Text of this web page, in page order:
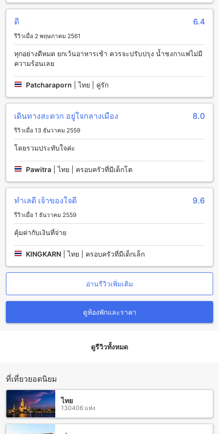
ค่าใช้จ่ายเพิ่มเติม
สิ่งอำนวยความสะดวกในห้องพักที่ บ้านบ่อ รีสอร์ท กาญจนบุรี
บ้านบ่อ รีสอร์ท กาญจนบุรี มีสิ่งอำนวยความสะดวกที่จะทำให้คุณ
รู้สึกสบายและพักผ่อนได้อย่างเต็มที่ในห้องพักของคุณ ห้องพักทุก
ห้องมีเครื่องปรับอากาศที่จะช่วยให้คุณสามารถควบคุมอุณหภูมิ
พร้อมกับช่องสัญญาณดาวเทียม/เคเบิลทีวีซึ่งจะช่วยให้คุณ
ร้านอาหารและการดูแลรักษาความสะอาดทุกวันที่บ้านบ่อ รีสอร์ท
บ้านบ่อ รีสอร์ท กาญจนบุรี มีร้านอาหารที่ให้บริการอร่อยและ
หลากหลายเมนูให้เลือกตามสไตล์การทำอาหารของแต่ละคน ที่นี่
คุณสามารถสัมผัสประสบการณ์การทานอาหารที่ยอดเยี่ยมได้ ไม่
ว่าจะเป็นอาหารไทยที่เข้มข้นกลิ่นหอม อาหารตะวันตกที่เข้ากันได้
ดี หรืออาหารอินเดียที่เผ็ดร้อน นอกจากนี้ยังมีการดูแลรักษาความ
สะอาดทุกวันเพื่อให้คุณมีความสะดวกสบายในการอาศัยอยู่ในที่พัก
ของคุณ
บ้านบ่อ รีสอร์ท กาญจนบุรี ตั้งอยู่ริมแม่น้ำแควที่สวยงาม ซึ่งเป็น
แหล่งท่องเที่ยวที่ยอดเยี่ยมในเขตภาคตะวันตกของประเทศไทย
แม่น้ำแควเป็นแหล่งน้ำที่สวยงามและมีความสำคัญทาง
ประวัติศาสตร์ ที่นี่คุณสามารถสัมผัสความสดชื่นของแม่น้ำแควได้
อย่างใกล้ชิด และชมพระอาทิตย์ตกดินที่สวยงามเหนือน้ำ
วิธีการเดินทางจากสนามบินใกล้กาญจนบุรีไปยังบ้านบ่อ รีสอร์ท
กาญจนบุรี ใน กาญจนบุรี ไทย การเดินทางจากสนามบินใกล้เคียง
กาญจนบุรีไปยังบ้านบ่อ รีสอร์ท กาญจนบุรี:
สามารถขับรถจากสนามบินน้ำตกขุนตาลไปยังบ้านบ่อ รีสอร์ท
กาญจนบุรีได้โดยใช้เส้นทางถนนหลวงหมายเลข 3199 ใช้เวลา
เดินทางประมาณ 40 นาที
สนามบินกรุงเทพฯ ดอนเมือง: หากคุณต้องการเดินทางโดยรถไฟ
ดี 6.4
รีวิวเมื่อ 2 พฤษภาคม 2561
ทุกอย่างดีหมด ยกเว้นอาหารเช้า ควรจะปรับปรุง น้ำชงกาแฟไม่มี
ความร้อนเลย
Patcharaporn |ไทย | คู่รัก
เดินทางสะดวก อยู่ใจกลางเมือง 8.0
รีวิวเมื่อ 13 ธันวาคม 2559
โดยรวมประทับใจค่ะ
Pawitra |ไทย | ครอบครัวที่มีเด็กโต
ทำเลดี เจ้าของใจดี 9.6
รีวิวเมื่อ 1 ธันวาคม 2559
คุ้มค่ากับเงินที่จ่าย
KINGKARN |ไทย | ครอบครัวที่มีเด็กเล็ก
อ่านรีวิวเพิ่มเติม
ดูห้องพักและราคา
ดูรีวิวทั้งหมด
ที่เที่ยวยอดนิยม
ไทย
130406 แห่ง